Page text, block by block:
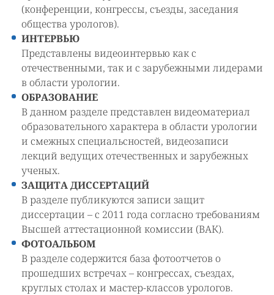
(конференции, конгрессы, съезды, заседания
общества урологов).
ИНТЕРВЬЮ
Представлены видеоинтервью как с
отечественными, так и с зарубежными лидерами
в области урологии.
ОБРАЗОВАНИЕ
В данном разделе представлен видеоматериал
образовательного характера в области урологии
и смежных специальсностей, видеозаписи
лекций ведущих отечественных и зарубежных
ученых.
ЗАЩИТА ДИССЕРТАЦИЙ
В разделе публикуются записи защит
диссертации – с 2011 года согласно требованиям
Высшей аттестационной комиссии (ВАК).
ФОТОАЛЬБОМ
В разделе содержится база фотоотчетов о
прошедших встречах – конгрессах, съездах,
круглых столах и мастер-классов урологов.